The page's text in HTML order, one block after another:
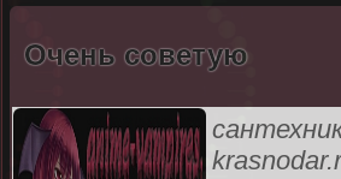
Очень советую